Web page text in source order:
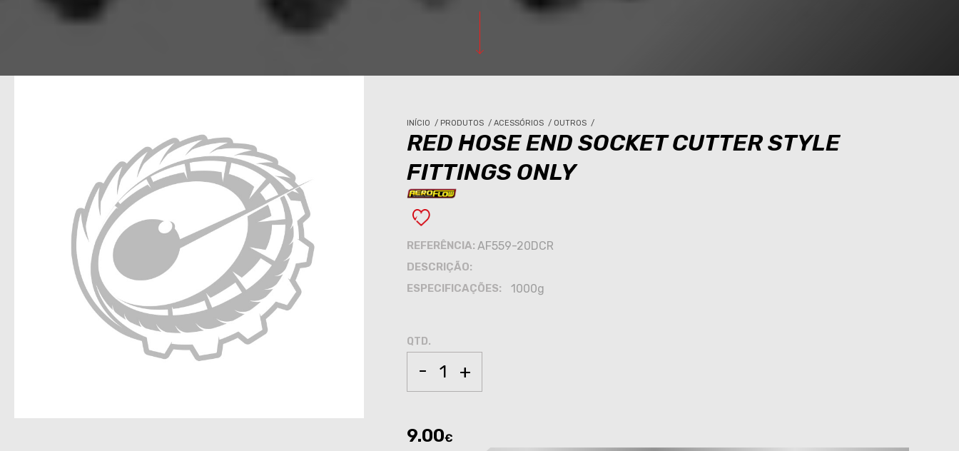
INÍCIO / PRODUTOS / ACESSÓRIOS / OUTROS /
RED HOSE END SOCKET CUTTER STYLE
FITTINGS ONLY
REFERÊNCIA: AF559-20DCR
DESCRIÇÃO:
ESPECIFICAÇÕES:
1000g
QTD.
- +
9.00€